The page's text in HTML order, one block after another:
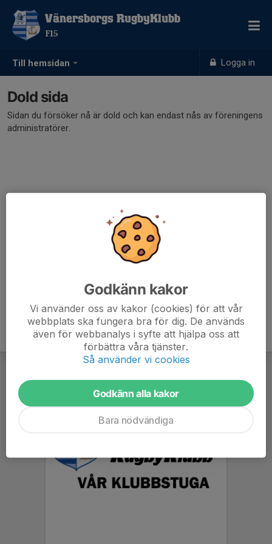
Till hemsidan Logga in
Vänersborgs RugbyKlubb
F15
Dold sida
Sidan du försöker nå är dold och kan endast nås av föreningens
administratörer.
Godkänn kakor
Vi använder oss av kakor (cookies) för att vår
webbplats ska fungera bra för dig. De används
även för webbanalys i syfte att hjälpa oss att
förbättra våra tjänster.
Så använder vi cookies
Godkänn alla kakor
Bara nödvändiga